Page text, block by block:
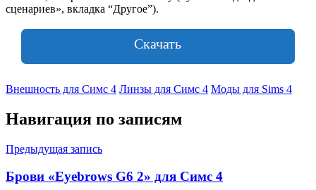
сценариев», вкладка “Другое”).
Скачать
Внешность для Симс 4 Линзы для Симс 4 Моды для Sims 4
Навигация по записям
Предыдущая запись
Брови «Eyebrows G6 2» для Симс 4